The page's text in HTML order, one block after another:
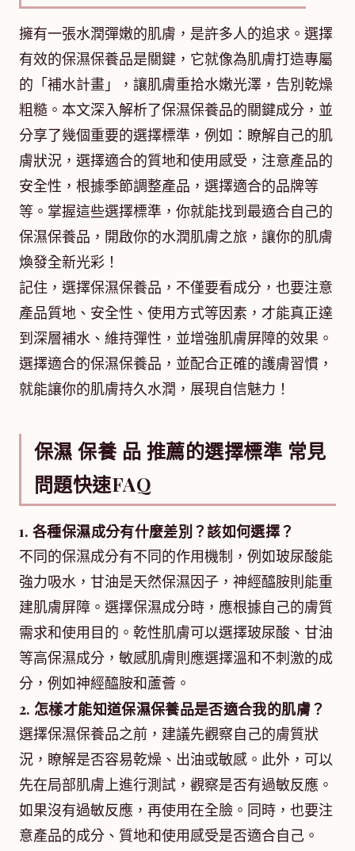
擁有一張水潤彈嫩的肌膚，是許多人的追求。選擇
有效的保濕保養品是關鍵，它就像為肌膚打造專屬
的「補水計畫」，讓肌膚重拾水嫩光澤，告別乾燥
粗糙。本文深入解析了保濕保養品的關鍵成分，並
分享了幾個重要的選擇標準，例如：瞭解自己的肌
膚狀況，選擇適合的質地和使用感受，注意產品的
安全性，根據季節調整產品，選擇適合的品牌等
等。掌握這些選擇標準，你就能找到最適合自己的
保濕保養品，開啟你的水潤肌膚之旅，讓你的肌膚
煥發全新光彩！
記住，選擇保濕保養品，不僅要看成分，也要注意
產品質地、安全性、使用方式等因素，才能真正達
到深層補水、維持彈性，並增強肌膚屏障的效果。
選擇適合的保濕保養品，並配合正確的護膚習慣，
就能讓你的肌膚持久水潤，展現自信魅力！
保濕 保養 品 推薦的選擇標準 常見
問題快速FAQ
1. 各種保濕成分有什麼差別？該如何選擇？
不同的保濕成分有不同的作用機制，例如玻尿酸能
強力吸水，甘油是天然保濕因子，神經醯胺則能重
建肌膚屏障。選擇保濕成分時，應根據自己的膚質
需求和使用目的。乾性肌膚可以選擇玻尿酸、甘油
等高保濕成分，敏感肌膚則應選擇溫和不刺激的成
分，例如神經醯胺和蘆薈。
2. 怎樣才能知道保濕保養品是否適合我的肌膚？
選擇保濕保養品之前，建議先觀察自己的膚質狀
況，瞭解是否容易乾燥、出油或敏感。此外，可以
先在局部肌膚上進行測試，觀察是否有過敏反應。
如果沒有過敏反應，再使用在全臉。同時，也要注
意產品的成分、質地和使用感受是否適合自己。